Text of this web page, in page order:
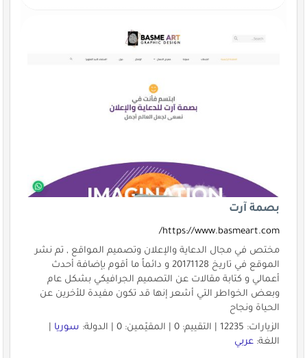
بصمة آرت
https://www.basmeart.com/
مختص في مجال الدعاية والإعلان وتصميم المواقع , تم نشر
الموقع في تاريخ 20171128 و دائماً ما أقوم بإضافة أحدث
أعمالي و كتابة مقالات عن التصميم الجرافيكي بشكل عام
وبعض الخواطر التي أشعر إنها قد تكون مفيدة للأخرين عن
الحياة ونجاح
الزيارات: 12235 | التقييم: 0 | المقيّمين: 0 | الدولة:
سوريا|
اللغة: عربي